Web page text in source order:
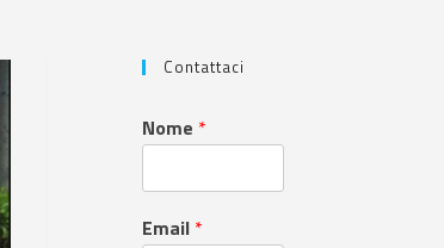
Contattaci
Nome *
Email *